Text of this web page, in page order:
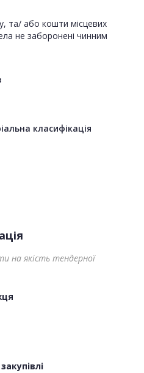
та/ або кошти місцевих
не заборонені чинним
класифікація
на якість тендерної